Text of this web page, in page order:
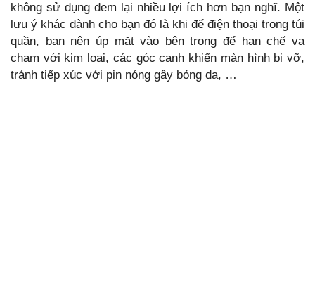
không sử dụng đem lại nhiều lợi ích hơn bạn nghĩ. Một
lưu ý khác dành cho bạn đó là khi để điện thoại trong túi
quần, bạn nên úp mặt vào bên trong để hạn chế va
chạm với kim loại, các góc cạnh khiến màn hình bị vỡ,
tránh tiếp xúc với pin nóng gây bỏng da, …